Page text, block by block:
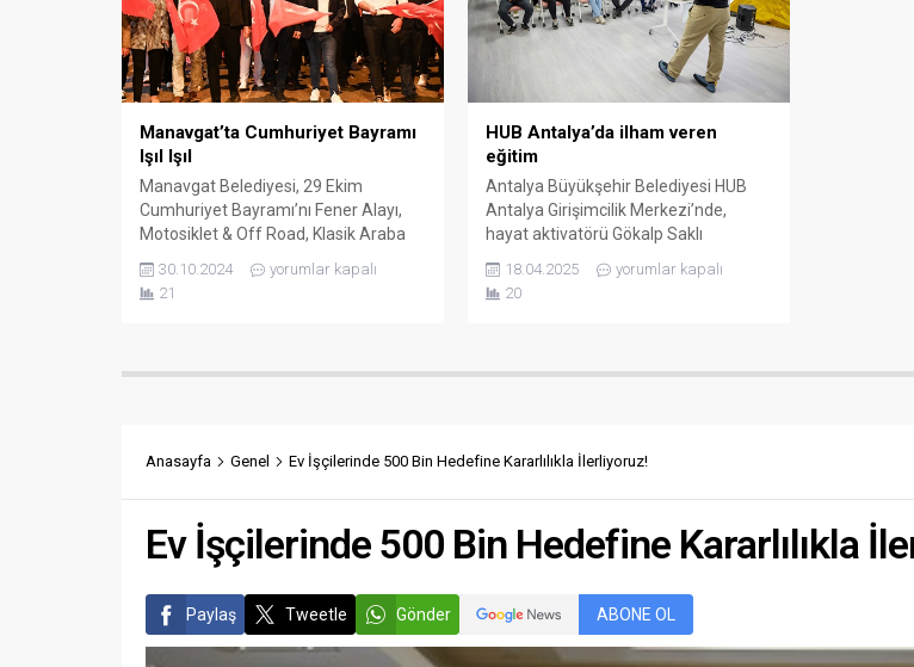
Manavgat’ta Cumhuriyet Bayramı
Işıl Işıl
Manavgat Belediyesi, 29 Ekim
Cumhuriyet Bayramı’nı Fener Alayı,
Motosiklet & Off Road, Klasik Araba
kutladı. 29 Ekim Cumhuriyet
Kutlamaları, saat 19.00’da Atatürk
Korteji’yle başladı. Çok sayıda
30.10.2024
yorumlar kapalı
21
HUB Antalya’da ilham veren
eğitim
Antalya Büyükşehir Belediyesi HUB
Antalya Girişimcilik Merkezi’nde,
hayat aktivatörü Gökalp Saklı
söyleşisi gerçekleştirildi. Ücretsiz
düzenlenen söyleşide, gençlerin
gerektiği anlatıldı. Antalya Büyükşehir
eğitim ve söyleşiler devam ediyor. Bu
kapsamda HUB Antalya Girişimcilik
Merkezi’nde, tüm...
18.04.2025
yorumlar kapalı
20
Anasayfa Genel Ev İşçilerinde 500 Bin Hedefine Kararlılıkla İlerliyoruz!
Ev İşçilerinde 500 Bin Hedefine Kararlılıkla
Paylaş Tweetle Gönder ABONE OL